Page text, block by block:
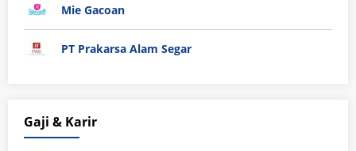
Mie Gacoan
PT Prakarsa Alam Segar
Gaji & Karir